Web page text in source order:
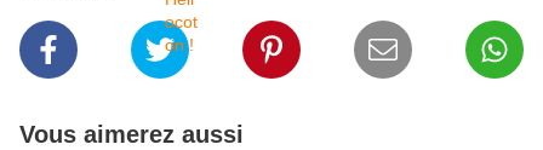
Vous aimerez aussi